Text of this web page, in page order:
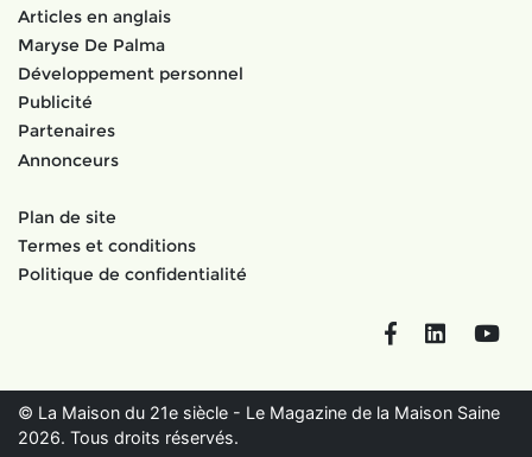
Articles en anglais
Maryse De Palma
Développement personnel
Publicité
Partenaires
Annonceurs
Plan de site
Termes et conditions
Politique de confidentialité
FacebookLinkedIn
© La Maison du 21e siècle - Le Magazine de la Maison Saine
2026. Tous droits réservés.